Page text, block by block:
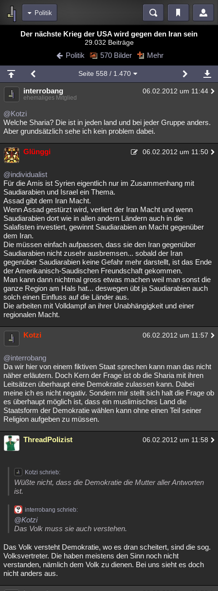
Politik
Bereiche
Diskussionen Blogs Videos
Chat Wiki Neuigkeiten
meine Rubriken
Menschen Wissenschaft Mystery Kriminalfälle
Spiritualität
Natur Umfragen Unterhaltung
weitere Rubriken
Philosophie
Astronomie Helpdesk Gruppen Gaming
Musik Clash Verbesserungen
Übersichten
Besucht Teilgenommen Alle Neue Geschlossen
Lesenswert Schlüsselwörter
Der nächste Krieg der USA wird gegen den Iran sein
29.032 Beiträge
Politik 570 Bilder Mehr
Seite 558 / 1.470
interrobang 06.02.2012 um 11:44
ehemaliges Mitglied
@Kotzi
Welche Sharia? Die ist in jeden land und bei jeder Gruppe anders.
Aber grundsätzlich sehe ich kein problem dabei.
Glünggi 06.02.2012 um 11:50
@individualist
Für die Amis ist Syrien eigentlich nur im Zusammenhang mit
Saudiarabien und Israel ein Thema.
Assad gibt dem Iran Macht.
Wenn Assad gestürzt wird, verliert der Iran Macht und wenn
Saudiarabien dort wie in allen andern Ländern auch in die
Salafisten investiert, gewinnt Saudiarabien an Macht gegenüber
dem Iran.
Die müssen einfach aufpassen, dass sie den Iran gegenüber
Saudiarabien nicht zusehr ausbremsen... sobald der Iran
gegenüber Saudiarabien keine Gefahr mehr darstellt, ist das Ende
der Amerikanisch-Saudischen Freundschaft gekommen.
Man kann dann nichtmal gross etwas machen weil man sonst die
ganze Region am Hals hat... deswegen übt ja Saudiarabien auch
solch einen Einfluss auf die Länder aus.
Die arbeiten mit Volldampf an ihrer Unabhängigkeit und einer
regionalen Macht.
Kotzi 06.02.2012 um 11:57
@interrobang
Da wir hier von einem fiktiven Staat sprechen kann man das nicht
näher erläutern. Doch Kern der Frage ist ob die Sharia mit ihren
Leitsätzen überhaupt eine Demokratie zulassen kann. Dabei
meine ich es nicht negativ. Sondern mir stellt sich halt die Frage ob
es überhaupt möglich ist, dass ein muslimisches Land die
Staatsform der Demokratie wählen kann ohne einen Teil seiner
Religion aufgeben zu müssen.
ThreadPolizist 06.02.2012 um 11:58
Kotzi schrieb:
Wüßte nicht, dass die Demokratie die Mutter aller Antworten
ist.
interrobang schrieb:
@Kotzi
Das Volk muss sie auch verstehen.
Das Volk versteht Demokratie, wo es dran scheitert, sind die sog.
Volksvertreter. Die haben meistens den Sinn noch nicht
verstanden, nämlich dem Volk zu dienen. Bei uns sieht es doch
nicht anders aus.